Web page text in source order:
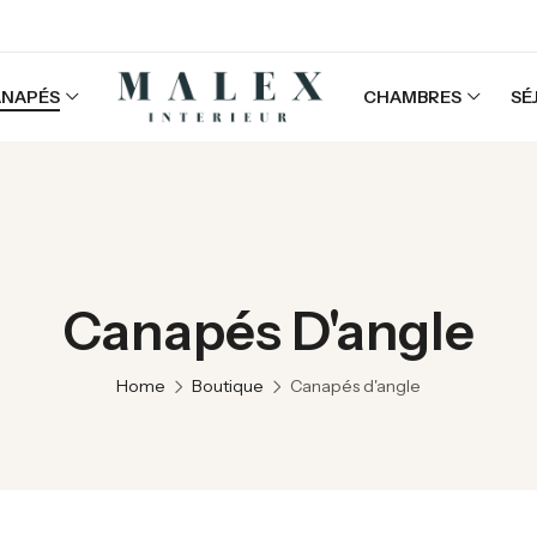
CHAMBRES
Canapés D'angle
Home Boutique Canapés d'angle